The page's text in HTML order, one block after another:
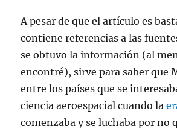
A pesar de que el artículo es
contiene referencias a las
se obtuvo la información (al
encontré), sirve para saber que
entre los países que se
ciencia aeroespacial cuando la
comenzaba y se luchaba por no